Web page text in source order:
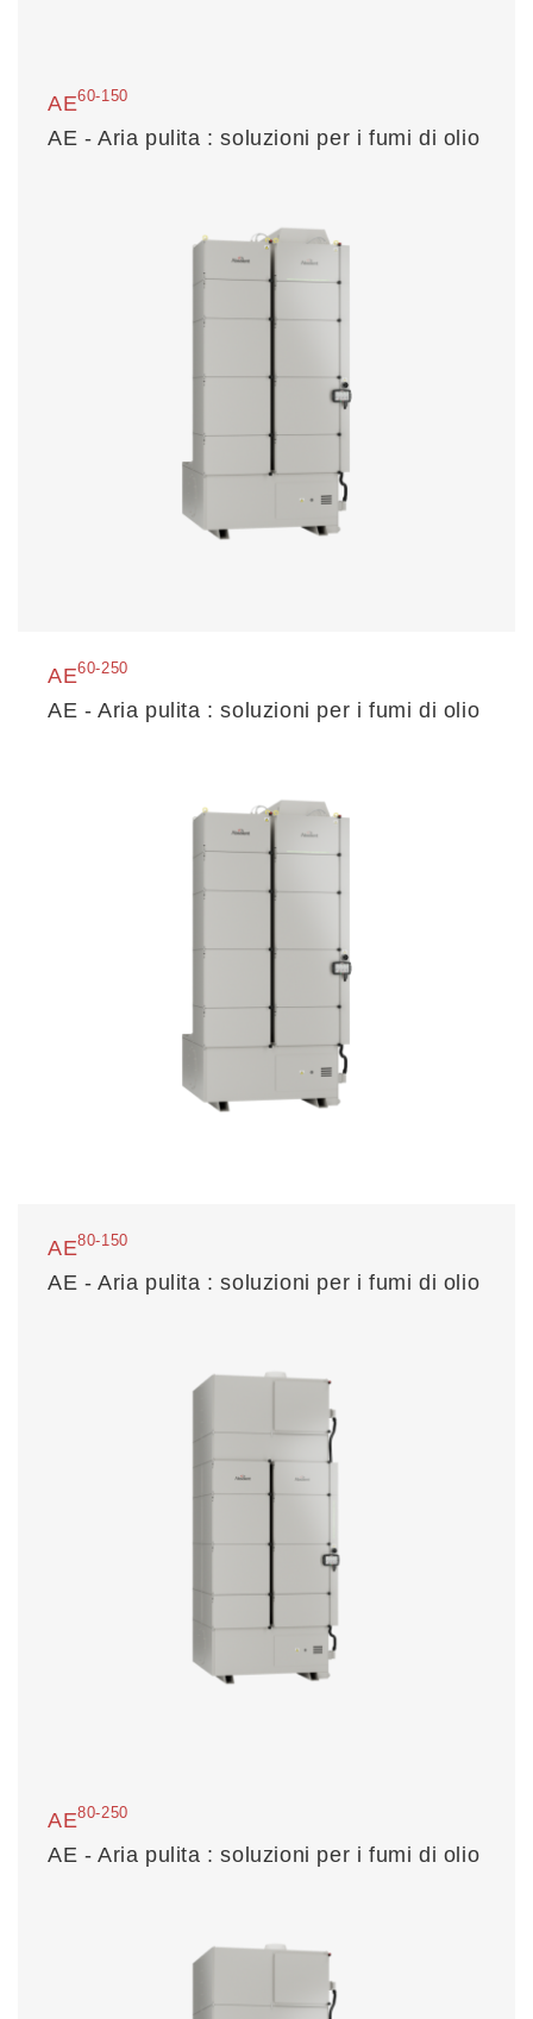
AE60-150
AE - Aria pulita : soluzioni per i fumi di olio
AE60-250
AE - Aria pulita : soluzioni per i fumi di olio
AE80-150
AE - Aria pulita : soluzioni per i fumi di olio
AE80-250
AE - Aria pulita : soluzioni per i fumi di olio